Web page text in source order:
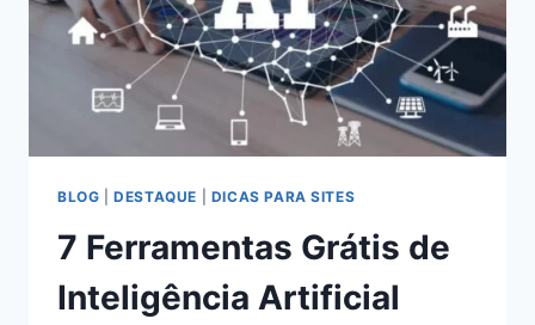
BLOG |DESTAQUE DICAS PARA SITES
7 Ferramentas Grátis de
Inteligência Artificial